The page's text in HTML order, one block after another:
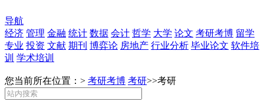
导航
经济 管理 金融 统计 数据 会计 哲学 大学 论文 考研考博 留学
专业 投资 文献 期刊 博弈论 房地产 行业分析 毕业论文 软件培
训 学术培训
您当前所在位置：> 考研考博 考研>>考研